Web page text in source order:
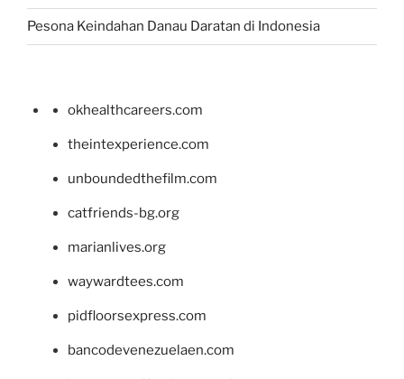
Pesona Keindahan Danau Daratan di Indonesia
okhealthcareers.com
theintexperience.com
unboundedthefilm.com
catfriends-bg.org
marianlives.org
waywardtees.com
pidfloorsexpress.com
bancodevenezuelaen.com